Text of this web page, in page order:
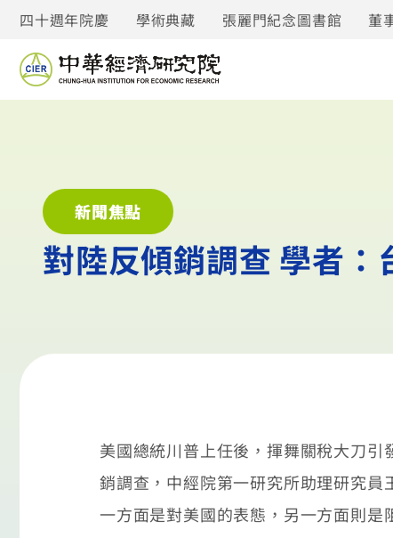
四十週年院慶 學術典藏 張麗門紀念圖書館 董
新聞焦點
對陸反傾銷調查 學者
美國總統川普上任後，揮舞關稅大刀
銷調查，中經院第一研究所助理研究員
一方面是對美國的表態，另一方面則是